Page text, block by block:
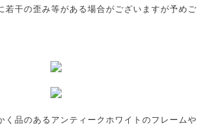
若干の歪み等がある場合がございますが予めご
く品のあるアンティークホワイトのフレームや